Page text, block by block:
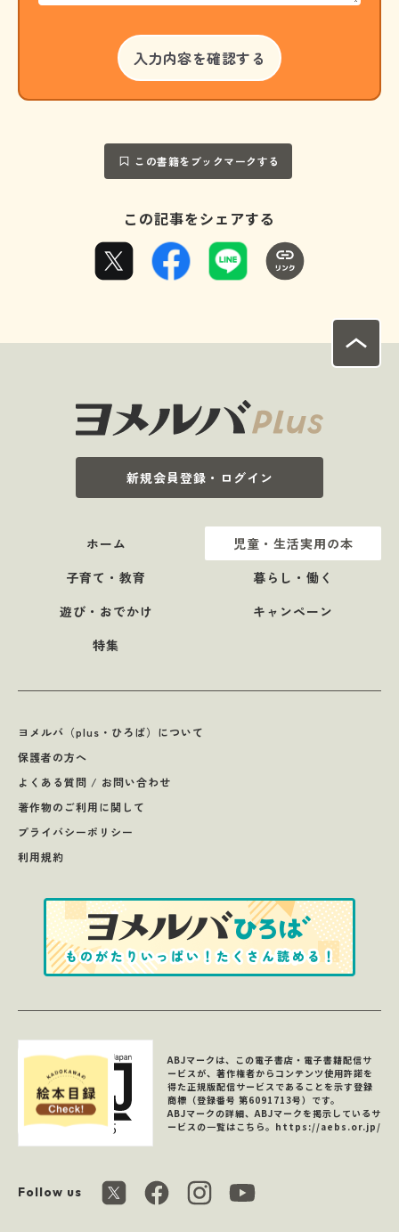
この書籍をブックマークする
この記事をシェアする
新規会員登録・ログイン
ホーム
児童・生活実用の本
子育て・教育
暮らし・働く
遊び・おでかけ
キャンペーン
特集
ヨメルバ（plus・ひろば）について
保護者の方へ
よくある質問 / お問い合わせ
著作物のご利用に関して
プライバシーポリシー
利用規約
Follow us
ABJマークは、この電子書店・電子書籍配信サ
ービスが、著作権者からコンテンツ使用許諾を
得た正規版配信サービスであることを示す登録
商標（登録番号 第6091713号）です。
ABJマークの詳細、ABJマークを掲示しているサ
ービスの一覧はこちら。 https://aebs.or.jp/